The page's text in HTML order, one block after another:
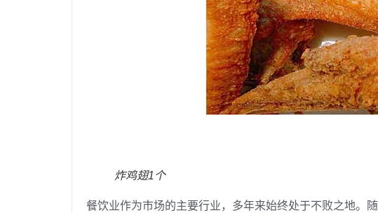
炸鸡翅1个
餐饮业作为市场的主要行业，多​​年来始终处于不败之地。